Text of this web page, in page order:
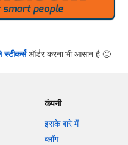
स्टीकर्सऑर्डर करना भी आसान है 🙂
कंपनी
इसके बारे में
ब्लॉग